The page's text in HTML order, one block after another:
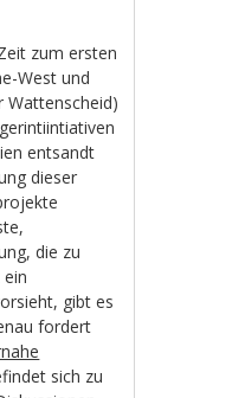
zum ersten
West und
Wattenscheid)
entsandt
dieser
die zu
gibt es
fordert
sich zu